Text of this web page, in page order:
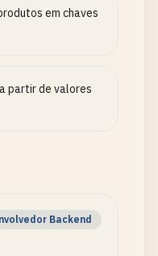
em chaves
partir de valores
Backend